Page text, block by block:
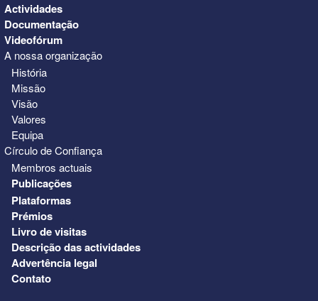
Actividades
Documentação
Videofórum
A nossa organização
História
Missão
Visão
Valores
Equipa
Círculo de Confiança
Membros actuais
Publicações
Plataformas
Prémios
Livro de visitas
Descrição das actividades
Advertência legal
Contato